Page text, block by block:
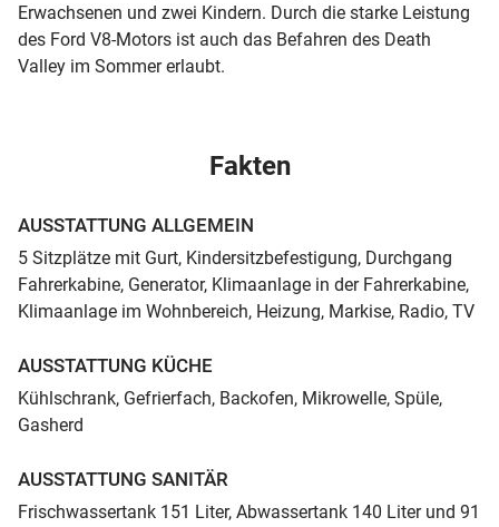
Erwachsenen und zwei Kindern. Durch die starke Leistung
des Ford V8-Motors ist auch das Befahren des Death
Valley im Sommer erlaubt.
Fakten
AUSSTATTUNG ALLGEMEIN
5 Sitzplätze mit Gurt, Kindersitzbefestigung, Durchgang
Fahrerkabine, Generator, Klimaanlage in der Fahrerkabine,
Klimaanlage im Wohnbereich, Heizung, Markise, Radio, TV
AUSSTATTUNG KÜCHE
Kühlschrank, Gefrierfach, Backofen, Mikrowelle, Spüle,
Gasherd
AUSSTATTUNG SANITÄR
Frischwassertank 151 Liter, Abwassertank 140 Liter und 91